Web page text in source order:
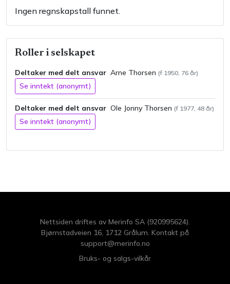
Ingen regnskapstall funnet.
Roller i selskapet
Deltaker med delt ansvar Arne Thorsen (f 1950, 76 år)
Se inntekt (anonymt)
Deltaker med delt ansvar Ole Jonny Thorsen (f 1977, 48 år)
Se inntekt (anonymt)
Nettsiden driftes av Merinfo SA (920995624).
Bjørnstadveien 16, 1712 Grålum. Kontakt på
support@merinfo.no
Bruks- og salgs-vilkår